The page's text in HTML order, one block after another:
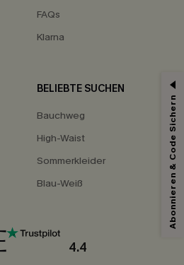
FAQs
Klarna
BELIEBTE SUCHEN
Bauchweg
High-Waist
Sommerkleider
Blau-Weiß
4.4
für E-Mail-Abonnenten.
Jeder Code ist einmal gültig.
. Sie können sich jederzeit abmelden.
Abonnieren & Code Sichern